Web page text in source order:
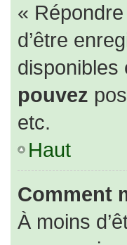
«
d’être
disponibles
pouvez
etc.
Haut
Comment
À moins